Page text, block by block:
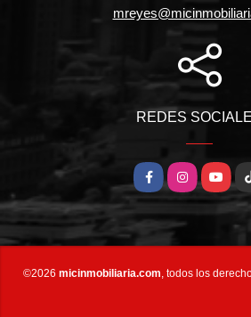
REDES
FacebookInstagram
©2026 micinmobiliaria.com , todos los